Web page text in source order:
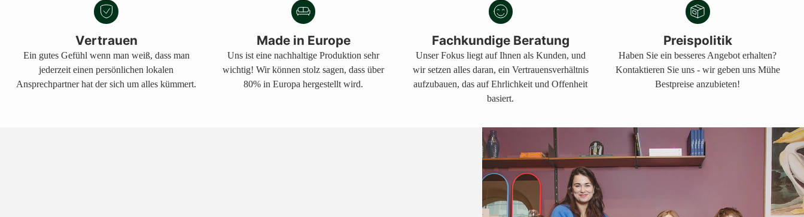
Warenkorb
Vertrauen
Ein gutes Gefühl wenn man weiß, dass man
jederzeit einen persönlichen lokalen
Ansprechpartner hat der sich um alles kümmert.
Made in Europe
Uns ist eine nachhaltige Produktion sehr
wichtig! Wir können stolz sagen, dass über
80% in Europa hergestellt wird.
Fachkundige Beratung
Unser Fokus liegt auf Ihnen als Kunden, und
wir setzen alles daran, ein Vertrauensverhältnis
aufzubauen, das auf Ehrlichkeit und Offenheit
basiert.
Preispolitik
Haben Sie ein besseres Angebot erhalten?
Kontaktieren Sie uns - wir geben uns Mühe
Bestpreise anzubieten!